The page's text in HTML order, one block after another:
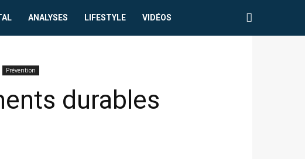
ANALYSES LIFESTYLE VIDÉOS
Prévention
durables